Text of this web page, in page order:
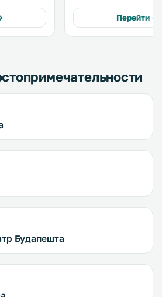
бесплатный Wi-Fi,
частная парковка. .
Перейти →
Будапешта